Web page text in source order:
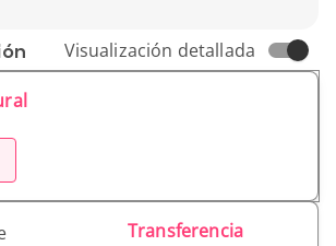
Visualización detallada
Transferencia